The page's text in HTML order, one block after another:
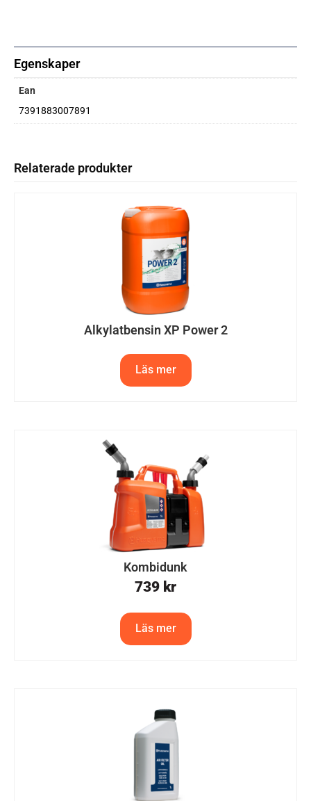
Egenskaper
Ean
7391883007891
Relaterade produkter
Alkylatbensin XP Power 2
Läs mer
Kombidunk
739 kr
Läs mer